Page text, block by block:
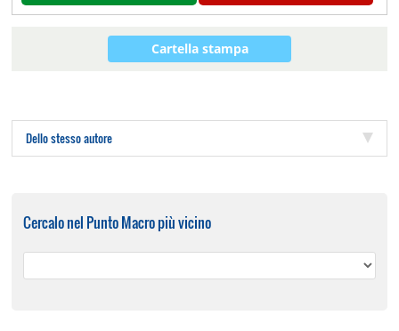
Cartella stampa
Dello stesso autore
Cercalo nel Punto Macro più vicino